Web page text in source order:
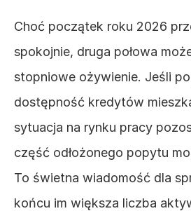
Choć początek roku 2026
spokojnie, druga połowa
stopniowe ożywienie. Jeśli
dostępność kredytów
sytuacja na rynku pracy
część odłożonego popytu
To świetna wiadomość dla
końcu im większa liczba